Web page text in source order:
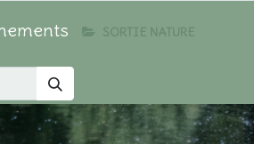
SORTIE NATURE